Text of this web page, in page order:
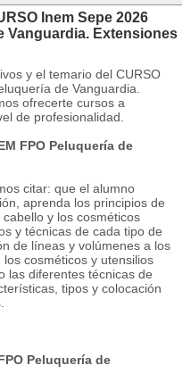
Inem Sepe 2026
Vanguardia. Extensiones
y el temario del CURSO
de Vanguardia.
ofrecerte cursos a
de profesionalidad.
FPO Peluquería de
citar: que el alumno
aprenda los principios de
y los cosméticos
y técnicas de cada tipo de
de líneas y volúmenes a los
cosméticos y utensilios
las diferentes técnicas de
tipos y colocación
Peluquería de